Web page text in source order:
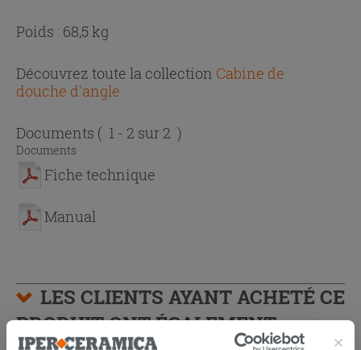
Poids : 68,5 kg
Découvrez toute la collection Cabine de
douche d'angle
Documents ( 1 - 2 sur 2 )
Documents
Fiche technique
Manual
LES CLIENTS AYANT ACHETÉ CE
PRODUIT ONT ÉGALEMENT